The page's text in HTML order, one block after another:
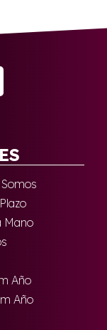
Mano
Año
Año